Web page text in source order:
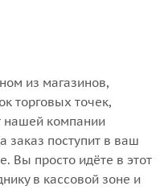
из магазинов,
торговых точек,
нашей компании
заказ поступит в ваш
Вы просто идёте в этот
в кассовой зоне и